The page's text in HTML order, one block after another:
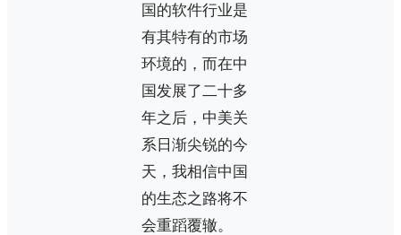
国的软件行业是
有其特有的市场
环境的，而在中
国发展了二十多
年之后，中美关
系日渐尖锐的今
天，我相信中国
的生态之路将不
会重蹈覆辙。